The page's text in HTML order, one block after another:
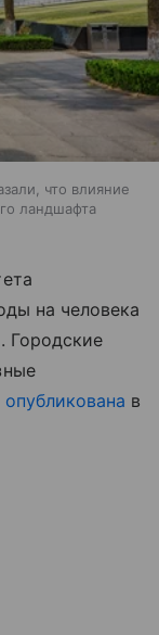
что влияние
ландшафта
на человека
Городские
опубликована в